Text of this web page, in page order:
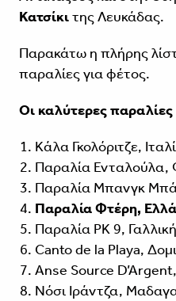
Κατσίκιτης Λευκάδας.
Παρακάτω η πλήρης
παραλίες για φέτος.
Οι καλύτερες
Κάλα Γκολόριτζε,
Παραλία Ενταλούλα,
Παραλία Μπανγκ
Παραλία Φτέρη,
Παραλία PK 9,
Canto de la Playa,
Anse Source
Νόσι Ιράντζα,